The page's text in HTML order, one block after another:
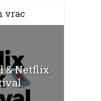
vrac
& Netflix